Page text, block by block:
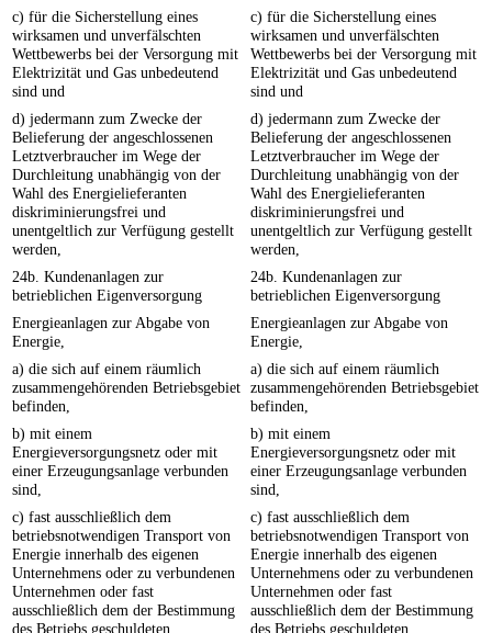
c) für die Sicherstellung eines
wirksamen und unverfälschten
Wettbewerbs bei der Versorgung mit
Elektrizität und Gas unbedeutend
sind und
c) für die Sicherstellung eines
wirksamen und unverfälschten
Wettbewerbs bei der Versorgung mit
Elektrizität und Gas unbedeutend
sind und
d) jedermann zum Zwecke der
Belieferung der angeschlossenen
Letztverbraucher im Wege der
Durchleitung unabhängig von der
Wahl des Energielieferanten
diskriminierungsfrei und
unentgeltlich zur Verfügung gestellt
werden,
d) jedermann zum Zwecke der
Belieferung der angeschlossenen
Letztverbraucher im Wege der
Durchleitung unabhängig von der
Wahl des Energielieferanten
diskriminierungsfrei und
unentgeltlich zur Verfügung gestellt
werden,
24b. Kundenanlagen zur
betrieblichen Eigenversorgung
24b. Kundenanlagen zur
betrieblichen Eigenversorgung
Energieanlagen zur Abgabe von
Energie,
Energieanlagen zur Abgabe von
Energie,
a) die sich auf einem räumlich
zusammengehörenden Betriebsgebiet
befinden,
a) die sich auf einem räumlich
zusammengehörenden Betriebsgebiet
befinden,
b) mit einem
Energieversorgungsnetz oder mit
einer Erzeugungsanlage verbunden
sind,
b) mit einem
Energieversorgungsnetz oder mit
einer Erzeugungsanlage verbunden
sind,
c) fast ausschließlich dem
betriebsnotwendigen Transport von
Energie innerhalb des eigenen
Unternehmens oder zu verbundenen
Unternehmen oder fast
ausschließlich dem der Bestimmung
des Betriebs geschuldeten
c) fast ausschließlich dem
betriebsnotwendigen Transport von
Energie innerhalb des eigenen
Unternehmens oder zu verbundenen
Unternehmen oder fast
ausschließlich dem der Bestimmung
des Betriebs geschuldeten